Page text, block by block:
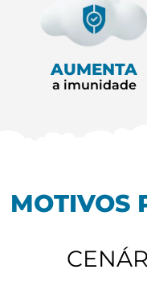
AUMENTA
a imunidade
MOTIVOS